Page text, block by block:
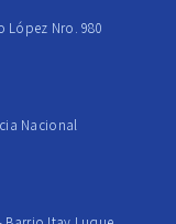
López Nro. 980
Nacional